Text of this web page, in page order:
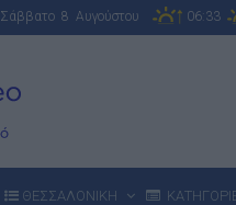
Σάββατο 8 Αυγούστου 06:33
ΘΕΣΣΑΛΟΝΙΚΗ